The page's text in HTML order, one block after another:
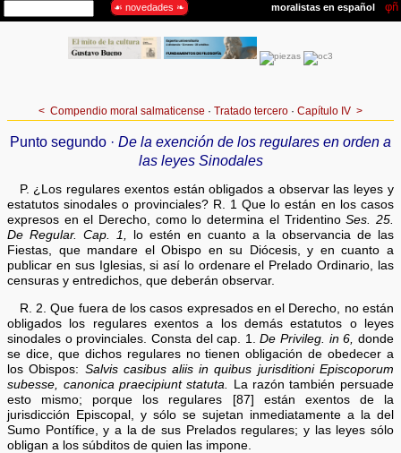
< Compendio moral salmaticense · Tratado tercero · Capítulo IV >
Punto segundo · De la exención de los regulares en orden a
las leyes Sinodales
P. ¿Los regulares exentos están obligados a observar las leyes y
estatutos sinodales o provinciales? R. 1 Que lo están en los casos
expresos en el Derecho, como lo determina el TridentinoSes. 25.
De Regular. Cap. 1, lo estén en cuanto a la observancia de las
Fiestas, que mandare el Obispo en su Diócesis, y en cuanto a
publicar en sus Iglesias, si así lo ordenare el Prelado Ordinario, las
censuras y entredichos, que deberán observar.
R. 2. Que fuera de los casos expresados en el Derecho, no están
obligados los regulares exentos a los demás estatutos o leyes
sinodales o provinciales. Consta del cap. 1.De Privileg. in 6, donde
se dice, que dichos regulares no tienen obligación de obedecer a
los Obispos: Salvis casibus aliis in quibus jurisditioni Episcoporum
subesse, canonica praecipiunt statuta.
La razón también persuade
esto mismo; porque los regulares [87] están exentos de la
jurisdicción Episcopal, y sólo se sujetan inmediatamente a la del
Sumo Pontífice, y a la de sus Prelados regulares; y las leyes sólo
obligan a los súbditos de quien las impone.